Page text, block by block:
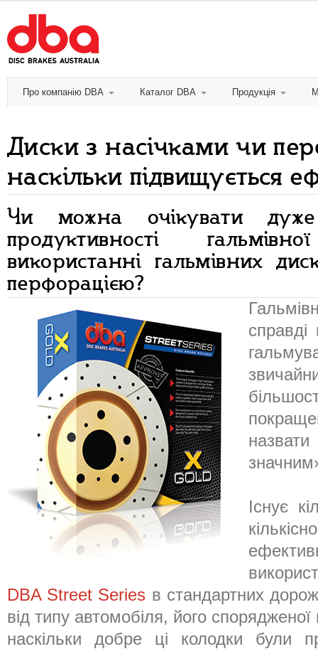
Про компанію DBA Каталог DBA Продукція
Диски з насічками чи
наскільки підвищується
Чи можна очікувати
продуктивності
використанні гальмівних
перфорацією?
справді
Існує
DBA Street Series в стандартних
від типу автомобіля, його
наскільки добре ці колодки були